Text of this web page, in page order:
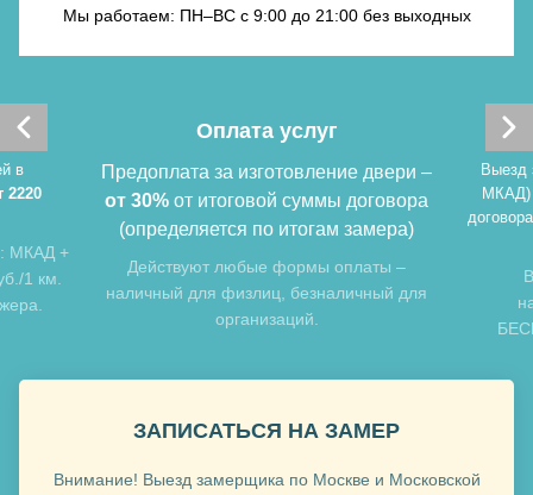
Хочу такую
Мы работаем: ПН–ВС с 9:00 до 21:00 без выходных
в
2220
МКАД +
1 км.
Оплата услуг
Предоплата за изготовление двери –
от 30% от итоговой суммы договора
(определяется по итогам замера)
Действуют любые формы оплаты –
наличный для физлиц, безналичный для
организаций.
Выезд
ЗАПИСАТЬСЯ НА ЗАМЕР
Внимание! Выезд замерщика по Москве и Московской